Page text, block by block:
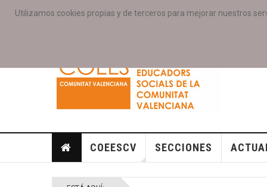
Utilizamos cookies propias y de terceros para mejorar nuestros
PORTADA ACCESO COLEGIAD@S GALERIAS
COEESCV SECCIONES